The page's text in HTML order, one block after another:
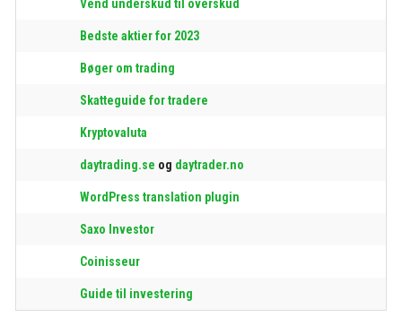
Vend underskud til overskud
Bedste aktier for 2023
Bøger om trading
Skatteguide for tradere
Kryptovaluta
daytrading.se og daytrader.no
WordPress translation plugin
Saxo Investor
Coinisseur
Guide til investering